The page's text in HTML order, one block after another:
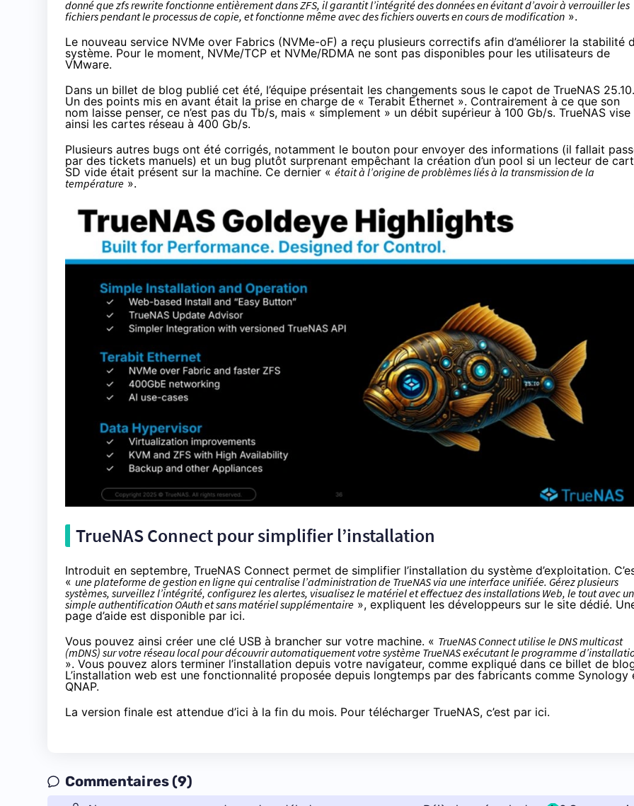
donné que zfs rewrite fonctionne entièrement dans ZFS, il garantit l’intégrité des données en évitant d’avoir à verrouiller les
fichiers pendant le processus de copie, et fonctionne même avec des fichiers ouverts en cours de modification ».
Le nouveau service NVMe over Fabrics (NVMe-oF) a reçu plusieurs correctifs afin d’améliorer la stabilité
système. Pour le moment, NVMe/TCP et NVMe/RDMA ne sont pas disponibles pour les utilisateurs de
VMware.
Dans un billet de blog publié cet été, l’équipe présentait les changements sous le capot de TrueNAS 25.10.
Un des points mis en avant était la prise en charge de « Terabit Ethernet ». Contrairement à ce que son
nom laisse penser, ce n’est pas du Tb/s, mais « simplement » un débit supérieur à 100 Gb/s. TrueNAS vise
ainsi les cartes réseau à 400 Gb/s.
Plusieurs autres bugs ont été corrigés, notamment le bouton pour envoyer des informations (il fallait
par des tickets manuels) et un bug plutôt surprenant empêchant la création d’un pool si un lecteur de
SD vide était présent sur la machine. Ce dernier « était à l’origine de problèmes liés à la transmission de la
température ».
TrueNAS Connect pour simplifier l’installation
Introduit en septembre, TrueNAS Connect permet de simplifier l’installation du système d’exploitation.
« une plateforme de gestion en ligne qui centralise l’administration de TrueNAS via une interface unifiée. Gérez plusieurs
systèmes, surveillez l’intégrité, configurez les alertes, visualisez le matériel et effectuez des installations Web, le tout avec
simple authentification OAuth et sans matériel supplémentaire », expliquent les développeurs sur le site dédié.
page d’aide est disponible par ici.
Vous pouvez ainsi créer une clé USB à brancher sur votre machine. « TrueNAS Connect utilise le DNS multicast
(mDNS) sur votre réseau local pour découvrir automatiquement votre système TrueNAS exécutant le programme
». Vous pouvez alors terminer l’installation depuis votre navigateur, comme expliqué dans ce billet de
L’installation web est une fonctionnalité proposée depuis longtemps par des fabricants comme Synology
QNAP.
La version finale est attendue d’ici à la fin du mois. Pour télécharger TrueNAS, c’est par ici.
Commentaires (9)